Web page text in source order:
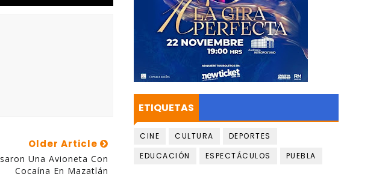
Older Article
Una Avioneta Con
Cocaína En Mazatlán
ETIQUETAS
CINE CULTURA
DEPORTES
EDUCACIÓN
ESPECTÁCULOS PUEBLA